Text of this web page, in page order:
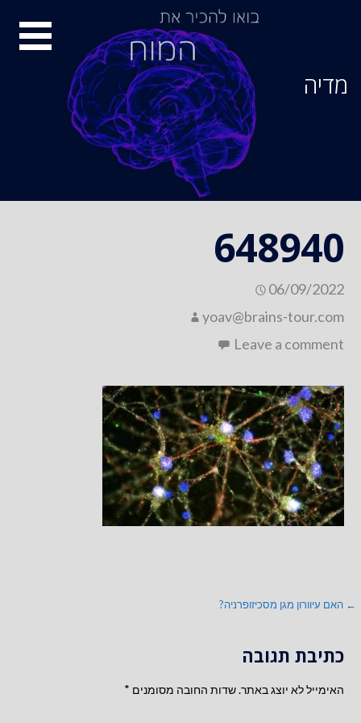
מדיה
648940
06/09/2022
yoav@brains-tour.com
Leave a comment
ניווט
← האם עיוורון מגן מסכיזופרניה?
כתיבת תגובה
האימייל לא יוצג באתר.שדות החובה מסומנים *